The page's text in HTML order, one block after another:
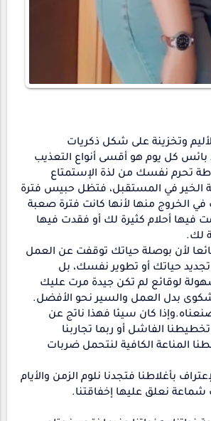
وتخزينة على شكل ذكريات
كل يوم هو أقسى أنواع التعذيب
تحرم نفسك من لذة الإستمتاع
الخير في المستقبل، فتظل حبيس فترة
الخروج منها لأنها كانت فترة صعبة
فيها أحلام كثيرة لك أو فقدت فيها
لك.
لأن بوصلة حياتك توقفت عن العمل
حياتك أو تطوير نفسك، بل
لوقائع لم تكن جيدة مرت عليك
بدل العمل والسير نحو الأفضل.
كان سيئا فهذا ناتج عن
تخطيطنا الفاشل أو ربما تجاربنا
المناعة الكافية لنتحمل ضربات
بأغلاطنا فتجدنا نلوم الزمن والأيام
نعلق عليها إخفاقتنا.